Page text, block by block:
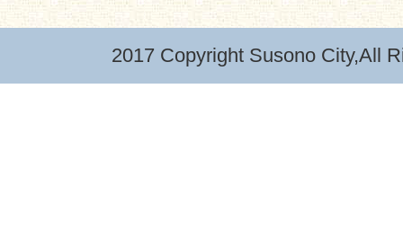
2017 Copyright Susono City,All